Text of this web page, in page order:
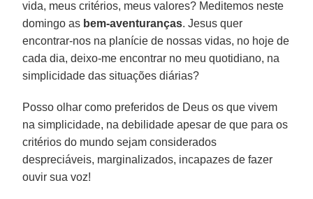
vida, meus critérios, meus valores? Meditemos neste
domingo as bem-aventuranças. Jesus quer
encontrar-nos na planície de nossas vidas, no hoje de
cada dia, deixo-me encontrar no meu quotidiano, na
simplicidade das situações diárias?
Posso olhar como preferidos de Deus os que vivem
na simplicidade, na debilidade apesar de que para os
critérios do mundo sejam considerados
despreciáveis, marginalizados, incapazes de fazer
ouvir sua voz!